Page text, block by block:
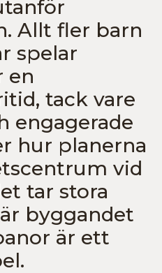
Allt fler barn
spelar
en
tack vare
engagerade
hur planerna
vid
tar stora
byggandet
är ett